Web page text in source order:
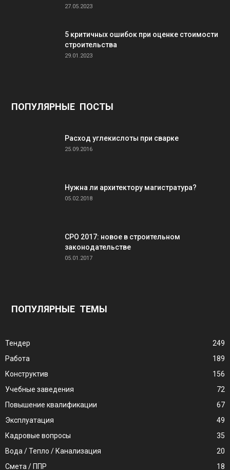
27.05.2023
5 критичных ошибок при оценке стоимости
строительства
29.01.2023
ПОПУЛЯРНЫЕ ПОСТЫ
Расход углекислоты при сварке
25.09.2016
Нужна ли архитектору магистратура?
05.02.2018
СРО 2017: новое в строительном
законодательстве
05.01.2017
ПОПУЛЯРНЫЕ ТЕМЫ
Тендер
249
Работа
189
Конструктив
156
Учебные заведения
72
Повышение квалификации
67
Эксплуатация
49
Кадровые вопросы
35
Вода / Тепло / Канализация
20
Смета / ППР
18